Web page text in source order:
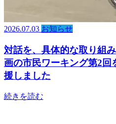
2026.07.03 お知らせ
対話を、具体的な取り組
画の市民ワーキング第2
援しました
続きを読む